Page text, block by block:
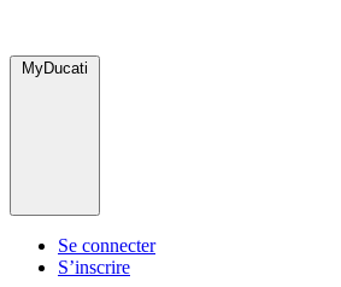
MyDucati
Se connecter
S’inscrire